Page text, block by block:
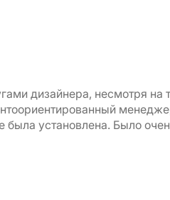
дизайнера, несмотря
была установлена. Было